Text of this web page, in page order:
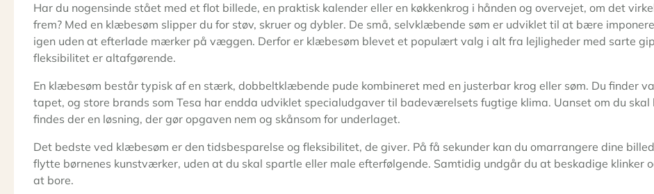
Har du nogensinde stået med et flot billede, en praktisk kalender eller en køkkenkrog i hånden og overvejet, om det
frem? Med en klæbesøm slipper du for støv, skruer og dybler. De små, selvklæbende søm er udviklet til at bære
igen uden at efterlade mærker på væggen. Derfor er klæbesøm blevet et populært valg i alt fra lejligheder med sarte
fleksibilitet er altafgørende.
En klæbesøm består typisk af en stærk, dobbeltklæbende pude kombineret med en justerbar krog eller søm. Du finder
tapet, og store brands som Tesa har endda udviklet specialudgaver til badeværelsets fugtige klima. Uanset om du
findes der en løsning, der gør opgaven nem og skånsom for underlaget.
Det bedste ved klæbesøm er den tidsbesparelse og fleksibilitet, de giver. På få sekunder kan du omarrangere dine
flytte børnenes kunstværker, uden at du skal spartle eller male efterfølgende. Samtidig undgår du at beskadige klinker
at bore.